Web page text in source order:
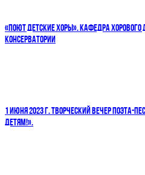
«ПОЮТ ДЕТСКИЕ ХОРЫ». КАФЕДРА
КОНСЕРВАТОРИИ
1 ИЮНЯ 2023 Г. ТВОРЧЕСКИЙ ВЕЧЕР ПОЭТА-
ДЕТЯМ!».